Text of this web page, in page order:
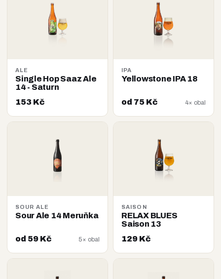
ALE
Single Hop Saaz Ale
14 - Saturn
153 Kč
IPA
Yellowstone IPA 18
od 75 Kč 4× obal
SOUR ALE
Sour Ale 14 Meruňka
od 59 Kč 5× obal
SAISON
RELAX BLUES
Saison 13
129 Kč